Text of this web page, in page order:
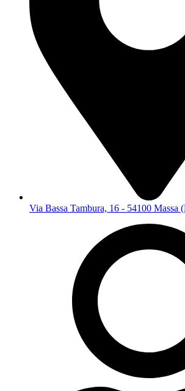
Via Bassa Tambura, 16 - 54100 Massa